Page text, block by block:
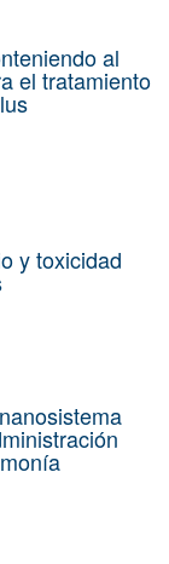
al
el tratamiento
y toxicidad